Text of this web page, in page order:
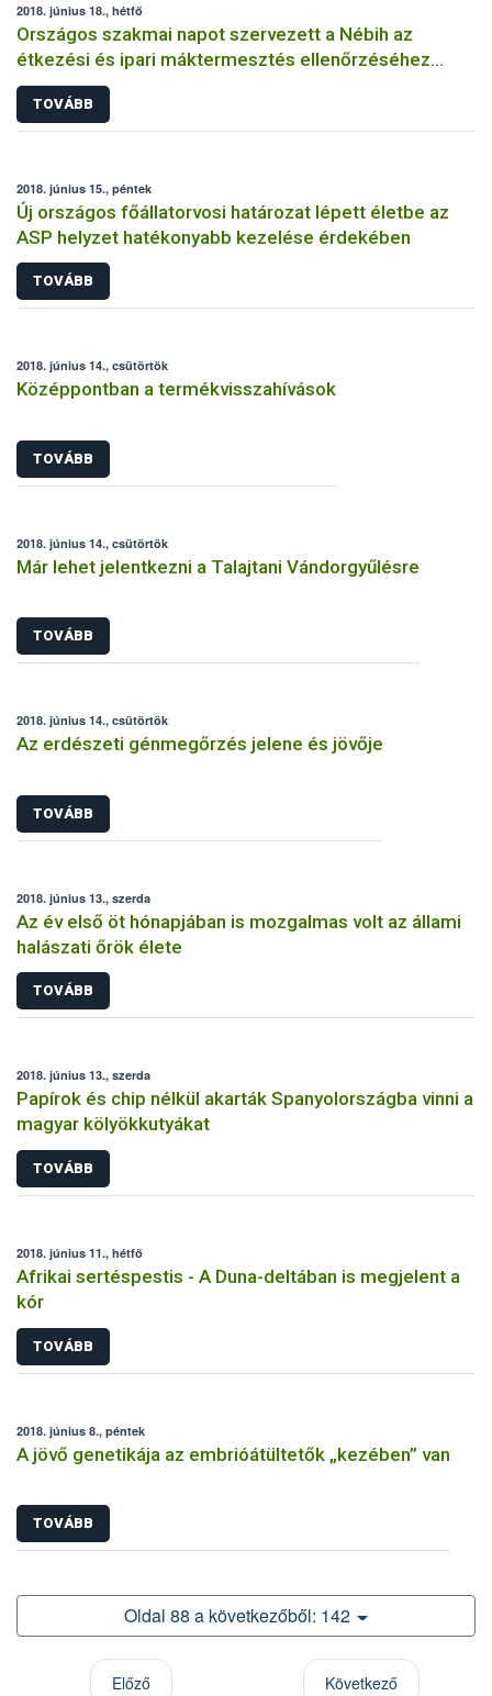
2018. június 18., hétfő
Országos szakmai napot szervezett a Nébih az
étkezési és ipari máktermesztés ellenőrzéséhez
kapcsolódóan
TOVÁBB
2018. június 15., péntek
Új országos főállatorvosi határozat lépett életbe az
ASP helyzet hatékonyabb kezelése érdekében
TOVÁBB
2018. június 14., csütörtök
Középpontban a termékvisszahívások
TOVÁBB
2018. június 14., csütörtök
Már lehet jelentkezni a Talajtani Vándorgyűlésre
TOVÁBB
2018. június 14., csütörtök
Az erdészeti génmegőrzés jelene és jövője
TOVÁBB
2018. június 13., szerda
Az év első öt hónapjában is mozgalmas volt az állami
halászati őrök élete
TOVÁBB
2018. június 13., szerda
Papírok és chip nélkül akarták Spanyolországba vinni a
magyar kölyökkutyákat
TOVÁBB
2018. június 11., hétfő
Afrikai sertéspestis - A Duna-deltában is megjelent a
kór
TOVÁBB
2018. június 8., péntek
A jövő genetikája az embrióátültetők „kezében” van
TOVÁBB
Oldal 88 a következőből: 142
Előző
Következő